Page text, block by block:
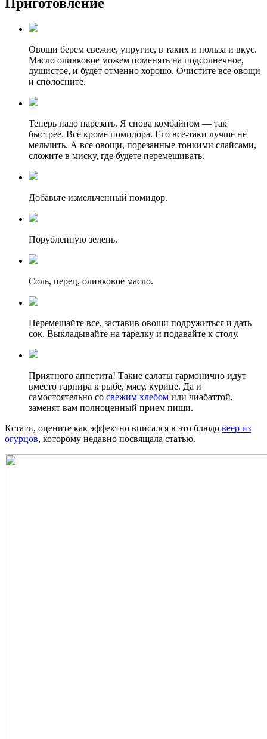
Овощи берем свежие, упругие, в таких и польза и вкус.
Масло оливковое можем поменять на подсолнечное,
душистое, и будет отменно хорошо. Очистите все овощи
и сполосните.
Теперь надо нарезать. Я снова комбайном — так
быстрее. Все кроме помидора. Его все-таки лучше не
мельчить. А все овощи, порезанные тонкими слайсами,
сложите в миску, где будете перемешивать.
Добавьте измельченный помидор.
Порубленную зелень.
Соль, перец, оливковое масло.
Перемешайте все, заставив овощи подружиться и дать
сок. Выкладывайте на тарелку и подавайте к столу.
Приятного аппетита! Такие салаты гармонично идут
вместо гарнира к рыбе, мясу, курице. Да и
самостоятельно со свежим хлебом или чиабаттой,
заменят вам полноценный прием пищи.
Кстати, оцените как эффектно вписался в это блюдо веер из
огурцов, которому недавно посвящала статью.